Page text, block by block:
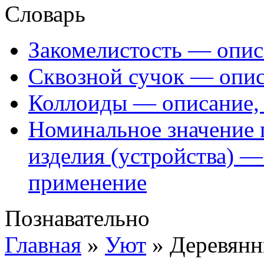
Словарь
Закомелистость —
Сквозной сучок —
Коллоиды — описание,
Номинальное значение
изделия (устройства)
применение
Познавательно
Главная » Уют »